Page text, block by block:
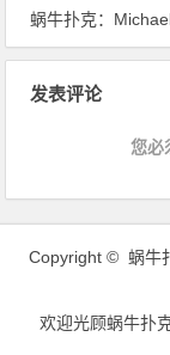
蜗牛扑克：Michael Kanaan取得WSOP悉
发表评论
您必
Copyright © 蜗牛
欢迎光顾蜗牛扑